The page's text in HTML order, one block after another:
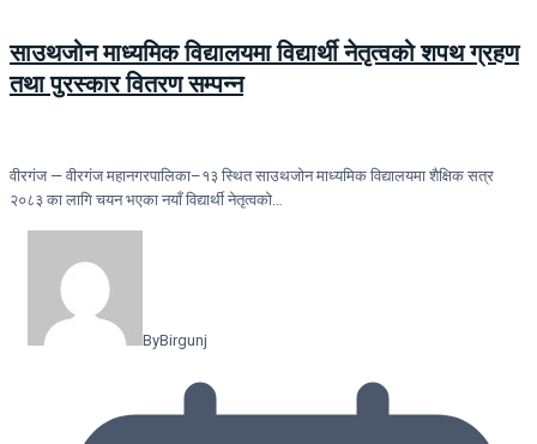
साउथजोन माध्यमिक विद्यालयमा विद्यार्थी नेतृत्वको शपथ ग्रहण
तथा पुरस्कार वितरण सम्पन्न
वीरगंज — वीरगंज महानगरपालिका–१३ स्थित साउथजोन माध्यमिक विद्यालयमा शैक्षिक सत्र
२०८३ का लागि चयन भएका नयाँ विद्यार्थी नेतृत्वको…
ByBirgunj